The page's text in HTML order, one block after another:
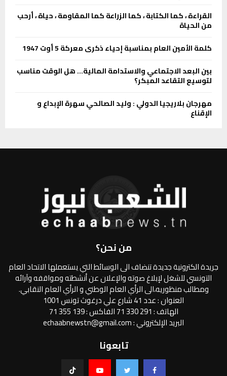
القراءة ، كما الكتابة ، كما الزراعة كما المقاومة ، حياة ، أرحب
من الحياة
كلمة الأمين العام بمناسبة إحياء ذكرى معركة 5 أوت 1947
بين البعد الاجتماعي والاستدامة المالية… هل الوقت مناسب
لتوسيع التقاعد المبكر؟
مهرجان بلاريجيا الدولي : وليد الصالحي سهرة الإبداع و
الإقناع
من نحن؟
جريدة الكترونية جديدة تنضاف الى الوسائط التي يستعملها الاتحاد العام
التونسي للشغل لإبلاغ صوته والإعلان عن أنشطته ومواقفه وآرائه
ومطالب منظوريه،الى الرأي العام الوطني و الرأي العام النقابي.
العنوان : عدد 41 شارع علي درغوث تونس 1001
الهاتف : 291 330 71 الفاكس : 139 355 71
البريد الإلكتروني : echaabnewstn@gmail.com
تابعونا